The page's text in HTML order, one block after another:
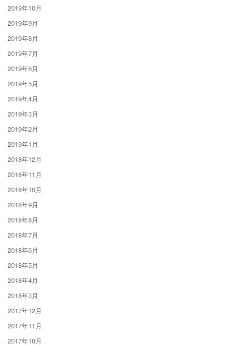
2019年10月
2019年9月
2019年8月
2019年7月
2019年6月
2019年5月
2019年4月
2019年3月
2019年2月
2019年1月
2018年12月
2018年11月
2018年10月
2018年9月
2018年8月
2018年7月
2018年6月
2018年5月
2018年4月
2018年3月
2017年12月
2017年11月
2017年10月